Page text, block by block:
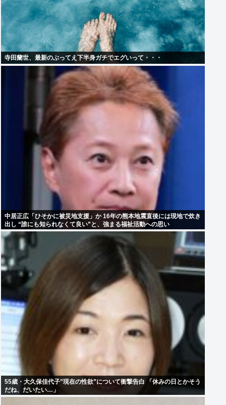
寺田蘭世、最新のぶってえ下半身ガチでエグいって・・・
中居正広「ひそかに被災地支援」か 16年の熊本地震直後には現地で炊き
出し “誰にも知られなくて良い”と、強まる福祉活動への思い
55歳・大久保佳代子”現在の性欲”について衝撃告白 「休みの日とかそう
だね、だいたい…」